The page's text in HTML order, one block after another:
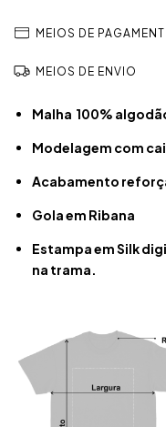
MEIOS DE
MEIOS DE ENVIO
Malha 100%
Modelagem com
Acabamento
Gola em Ribana
Estampa em Silk
na trama.​